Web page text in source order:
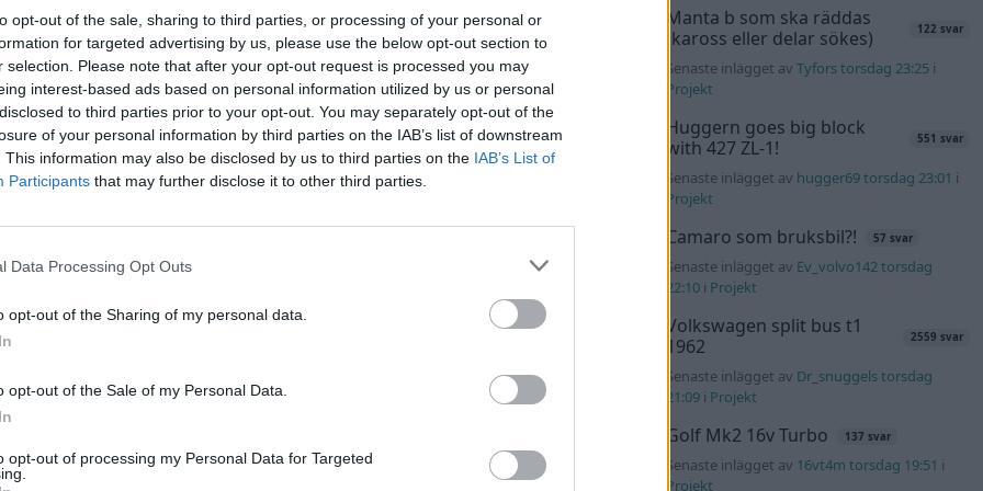
opt-out of the sale, sharing to third parties, or processing of your personal or
for targeted advertising by us, please use the below opt-out section to
selection. Please note that after your opt-out request is processed you may
interest-based ads based on personal information utilized by us or personal
to third parties prior to your opt-out. You may separately opt-out of the
of your personal information by third parties on the IAB’s list of downstream
This information may also be disclosed by us to third parties on the IAB’s List of
Participants that may further disclose it to other third parties.
Data Processing Opt Outs
opt-out of the Sharing of my personal data.
opt-out of the Sale of my Personal Data.
opt-out of processing my Personal Data for Targeted
#3
försäkrad på svärmor och ersätta henne för
bilen?
bilar halvårsvis till en son - utan att ta betalt för vare sig skatt eller
vara ägare till ett fordon för att kunna försäkra det!
Manta b som ska räddas
(kaross eller delar sökes)
122 svar
Senaste inlägget avTyfors torsdag 23:25 i
Projekt
Huggern goes big block
with 427 ZL-1!
551 svar
Senaste inlägget av hugger69 torsdag 23:01 i
Projekt
Camaro som bruksbil?! 57 svar
Senaste inlägget av Ev_volvo142 torsdag
22:10 i Projekt
Volkswagen split bus t1
1962
2559 svar
Senaste inlägget av Dr_snuggels torsdag
21:09 i Projekt
Golf Mk2 16v Turbo 137 svar
Senaste inlägget av 16vt4m torsdag 19:51 i
Projekt